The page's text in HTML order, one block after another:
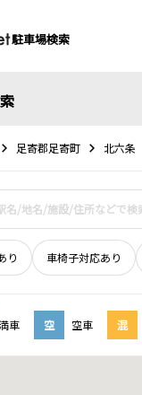
駐車場検索
足寄郡足寄町 北六条
り 車椅子対応あり
車 空 空車 混